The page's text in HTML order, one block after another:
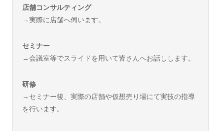
店舗コンサルティング
→実際に店舗へ伺います。
セミナー
→会議室等でスライドを用いて皆さんへお話しします。
研修
→セミナー後、実際の店舗や仮想売り場にて実技の指導
を行います。